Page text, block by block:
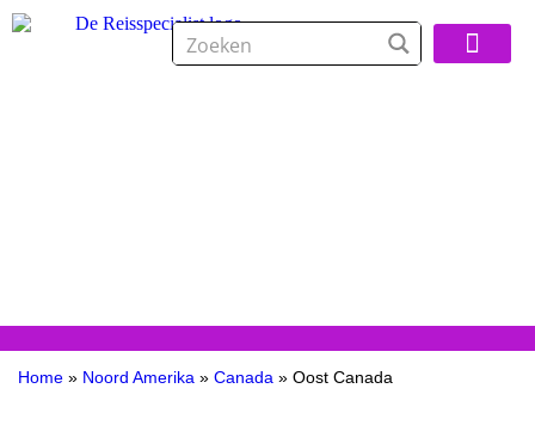
Home » Noord Amerika » Canada » Oost Canada